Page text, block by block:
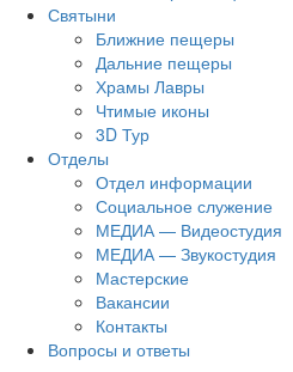
Святыни
Ближние пещеры
Дальние пещеры
Храмы Лавры
Чтимые иконы
3D Тур
Отделы
Отдел информации
Социальное служение
МЕДИА — Видеостудия
МЕДИА — Звукостудия
Мастерские
Вакансии
Контакты
Вопросы и ответы